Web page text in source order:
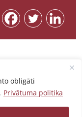
obligāti
Privātuma politika